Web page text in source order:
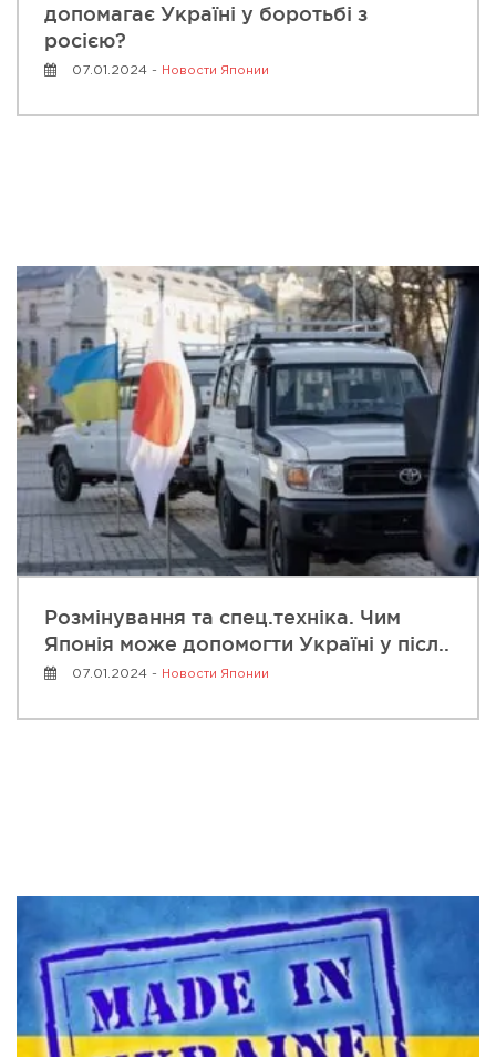
допомагає Україні у боротьбі з
росією?
07.01.2024 - Новости Японии
Розмінування та спец.техніка. Чим
Японія може допомогти Україні у післ..
07.01.2024 - Новости Японии